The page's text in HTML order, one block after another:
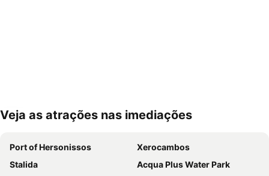
Ampliar mapa
Veja as atrações nas imediações
Port of Hersonissos
Xerocambos
Stalida
Acqua Plus Water Park